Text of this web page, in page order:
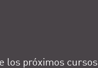
los próximos cursos